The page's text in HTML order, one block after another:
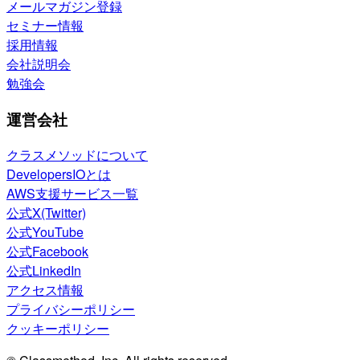
メールマガジン登録
セミナー情報
採用情報
会社説明会
勉強会
運営会社
クラスメソッドについて
DevelopersIOとは
AWS支援サービス一覧
公式X(Twitter)
公式YouTube
公式Facebook
公式LinkedIn
アクセス情報
プライバシーポリシー
クッキーポリシー